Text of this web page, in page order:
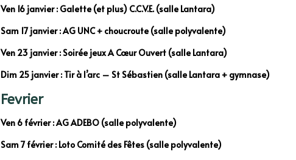
Ven 16 janvier : Galette (et plus) C.C.V.E. (salle Lantara)
Sam 17 janvier : AG UNC + choucroute (salle polyvalente)
Ven 23 janvier : Soirée jeux A Cœur Ouvert (salle Lantara)
Dim 25 janvier : Tir à l’arc – St Sébastien (salle Lantara + gymnase)
Fevrier
Ven 6 février : AG ADEBO (salle polyvalente)
Sam 7 février : Loto Comité des Fêtes (salle polyvalente)